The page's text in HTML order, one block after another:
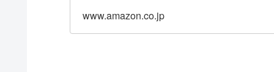
www.amazon.co.jp